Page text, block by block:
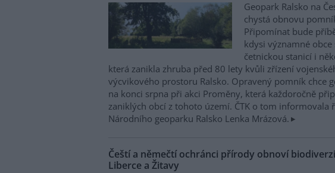
Geopark Ralsko na
chystá obnovu
Připomínat bude
kdysi významné obce
četnickou stanicí i
která zanikla zhruba před 80 lety kvůli zřízení
výcvikového prostoru Ralsko. Opravený pomník chce
na konci srpna při akci Proměny, která každoročně
zaniklých obcí z tohoto území. ČTK o tom informovala
Národního geoparku Ralsko Lenka Mrázová.
Čeští a němečtí ochránci přírody obnoví
Liberce a Žitavy